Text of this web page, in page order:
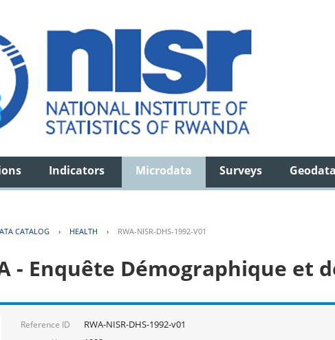
Indicators Microdata Surveys Geodata
CATALOG › HEALTH › RWA-NISR-DHS-1992-V01
- Enquête Démographique et
Reference ID RWA-NISR-DHS-1992-v01